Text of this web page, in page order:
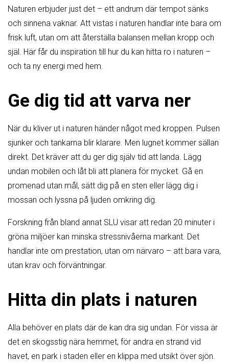
Naturen erbjuder just det – ett andrum där tempot sänks
och sinnena vaknar. Att vistas i naturen handlar inte bara om
frisk luft, utan om att återställa balansen mellan kropp och
själ. Här får du inspiration till hur du kan hitta ro i naturen –
och ta ny energi med hem.
Ge dig tid att varva ner
När du kliver ut i naturen händer något med kroppen. Pulsen
sjunker och tankarna blir klarare. Men lugnet kommer sällan
direkt. Det kräver att du ger dig själv tid att landa. Lägg
undan mobilen och låt bli att planera för mycket. Gå en
promenad utan mål, sätt dig på en sten eller lägg dig i
mossan och lyssna på ljuden omkring dig.
Forskning från bland annat SLU visar att redan 20 minuter i
gröna miljöer kan minska stressnivåerna markant. Det
handlar inte om prestation, utan om närvaro – att bara vara,
utan krav och förväntningar.
Hitta din plats i naturen
Alla behöver en plats där de kan dra sig undan. För vissa är
det en skogsstig nära hemmet, för andra en strand vid
havet, en park i staden eller en klippa med utsikt över sjön.